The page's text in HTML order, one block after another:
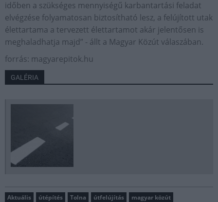
időben a szükséges mennyiségű karbantartási feladat
elvégzése folyamatosan biztosítható lesz, a felújított utak
élettartama a tervezett élettartamot akár jelentősen is
meghaladhatja majd” - állt a Magyar Közút válaszában.
forrás: magyarepitok.hu
GALÉRIA
Aktuális útépítés Tolna útfelújítás magyar közút